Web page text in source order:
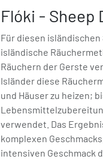
Flóki - Sheep
Für diesen
isländische
Räuchern der Gerste
Isländer diese
und Häuser zu heizen;
verwendet. Das
komplexen
intensiven Geschmack